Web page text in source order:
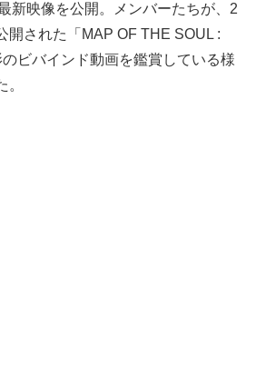
新映像を公開。メンバーたちが、2
開された「MAP OF THE SOUL :
ビバインド動画を鑑賞している様